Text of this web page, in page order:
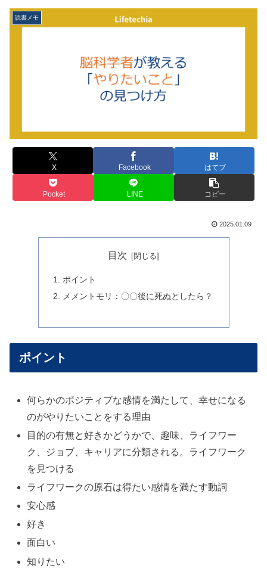
読書メモ
X Facebook はてブ
Pocket LINE コピー
2025.01.09
目次
ポイント
メメントモリ：〇〇後に死ぬとしたら？
ポイント
何らかのポジティブな感情を満たして、幸せになる
のがやりたいことをする理由
目的の有無と好きかどうかで、趣味、ライフワー
ク、ジョブ、キャリアに分類される。ライフワーク
を見つける
ライフワークの原石は得たい感情を満たす動詞
安心感
好き
面白い
知りたい